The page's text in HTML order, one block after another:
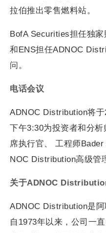
拉伯推出零售燃料站。
BofA Securities担任独
和ENS担任ADNOC
问。
电话会议
ADNOC Distribution将
下午3:30为投资者和分
席执行官、 工程师
NOC Distribution高级管
关于ADNOC
ADNOC Distribution是阿
自1973年以来，公司一